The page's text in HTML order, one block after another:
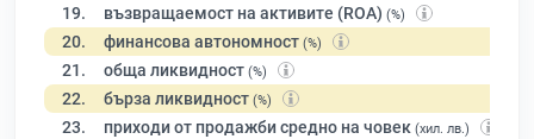
19. възвращаемост на активите (ROA) (%)
20. финансова автономност (%)
21. обща ликвидност (%)
22. бърза ликвидност (%)
23. приходи от продажби средно на човек (хил. лв.)